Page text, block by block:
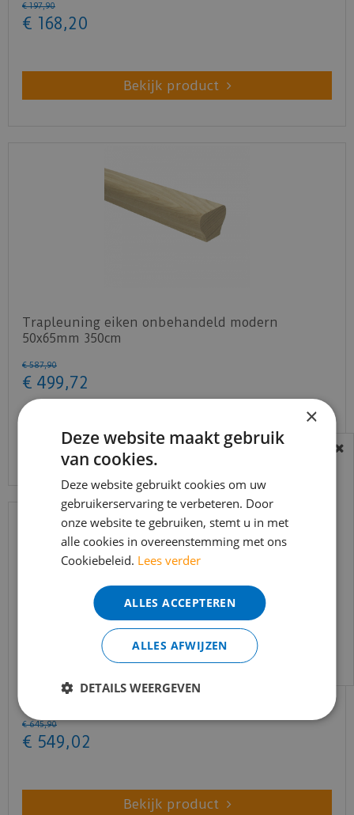
€ 197,90
€ 168,20
Bekijk product
Trapleuning eiken onbehandeld modern
50x65mm 350cm
€ 587,90
€ 499,72
Bekijk product
Trapleuning eik onbehandeld sleutelgat
40x60mm 350cm
€ 645,90
€ 549,02
Bekijk product
BEREIKBAARHEID
In verband met de vakantie periode zijn wij
t/m 14 augustus telefonisch helaas niet
bereikbaar.
Bestelling worden uiteraard verwerkt
echter iets minder snel dan wat je van ons
gewend bent.
Voor vragen kan je ons bereiken via
info@merkvloerenwinkel.nl
×
Deze website maakt gebruik
van cookies.
Deze website gebruikt cookies om uw
gebruikerservaring te verbeteren. Door
onze website te gebruiken, stemt u in met
alle cookies in overeenstemming met ons
Cookiebeleid. Lees verder
ALLES ACCEPTEREN
ALLES AFWIJZEN
DETAILS WEERGEVEN